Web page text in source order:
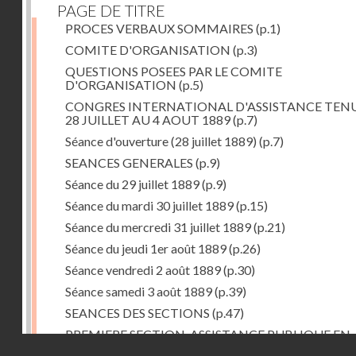
PAGE DE TITRE
PROCES VERBAUX SOMMAIRES (p.1)
COMITE D'ORGANISATION (p.3)
QUESTIONS POSEES PAR LE COMITE
D'ORGANISATION (p.5)
CONGRES INTERNATIONAL D'ASSISTANCE
28 JUILLET AU 4 AOUT 1889(p.7)
Séance d'ouverture (28 juillet 1889) (p.7)
SEANCES GENERALES (p.9)
Séance du 29 juillet 1889(p.9)
Séance du mardi 30 juillet 1889(p.15)
Séance du mercredi 31 juillet 1889(p.21)
Séance du jeudi 1er août 1889(p.26)
Séance vendredi 2 août 1889(p.30)
Séance samedi 3 août 1889(p.39)
SEANCES DES SECTIONS (p.47)
PREMIERE SECTION. ASSISTANCE PUBLIQUE EN